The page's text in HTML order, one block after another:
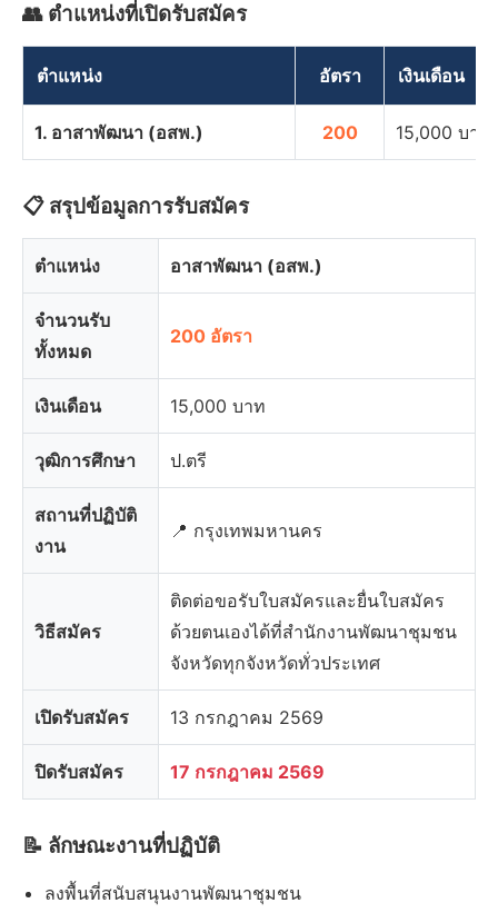
👥 ตำแหน่งที่เปิดรับสมัคร
ตำแหน่ง อัตรา เงินเดือน
1. อาสาพัฒนา (อสพ.) 200 15,000 บาท
📋 สรุปข้อมูลการรับสมัคร
ตำแหน่ง อาสาพัฒนา (อสพ.)
จำนวนรับ
ทั้งหมด
200 อัตรา
เงินเดือน 15,000 บาท
วุฒิการศึกษา ป.ตรี
สถานที่ปฏิบัติ
งาน
📍 กรุงเทพมหานคร
วิธีสมัคร
ติดต่อขอรับใบสมัครและยื่นใบสมัคร
ด้วยตนเองได้ที่สำนักงานพัฒนาชุมชน
จังหวัดทุกจังหวัดทั่วประเทศ
เปิดรับสมัคร 13 กรกฎาคม 2569
ปิดรับสมัคร 17 กรกฎาคม 2569
📝 ลักษณะงานที่ปฏิบัติ
ลงพื้นที่สนับสนุนงานพัฒนาชุมชน